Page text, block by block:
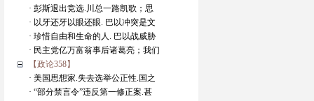
· 彭斯退出竞选.川总一路凯歌；思
· 以牙还牙以眼还眼. 巴以冲突是文
· 珍惜自由和生命的人. 巴以战威胁
· 民主党亿万富翁事后诸葛亮；我们
【政论358】
· 美国思想家.失去选举公正性.国之
· “部分禁言令”违反第一修正案.甚